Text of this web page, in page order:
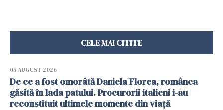
CELE MAI CITITE
05 AUGUST 2026
De ce a fost omorâtă Daniela Florea, românca
găsită în lada patului. Procurorii italieni i-au
reconstituit ultimele momente din viață